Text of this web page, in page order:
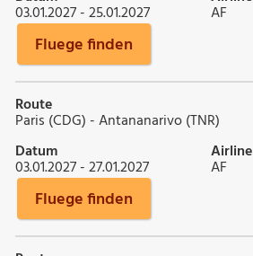
03.01.2027 - 25.01.2027 AF
Fluege finden
Route
Paris (CDG) - Antananarivo (TNR)
Datum
03.01.2027 - 27.01.2027
Airline
AF
Fluege finden